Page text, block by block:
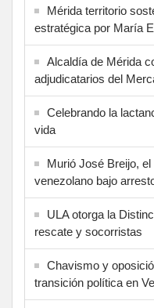
Mérida territorio
estratégica por María
Alcaldía de Mérida
adjudicatarios del
Celebrando la
vida
Murió José Breijo,
venezolano bajo
ULA otorga la
rescate y socorristas
Chavismo y
transición política en